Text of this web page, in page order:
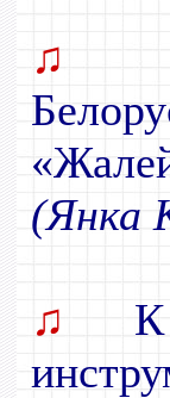
♫
(Янка
♫
К